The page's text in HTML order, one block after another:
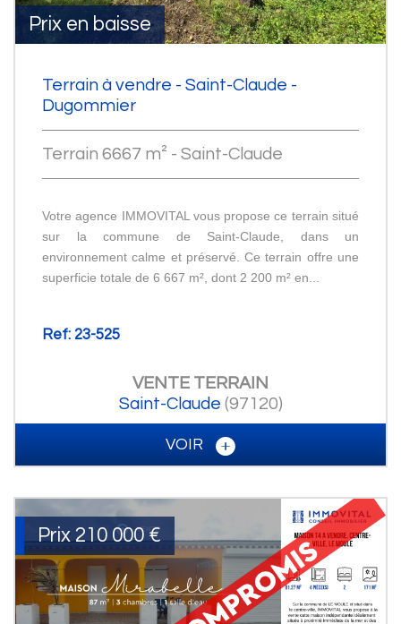
Prix en baisse
Terrain à vendre - Saint-Claude -
Dugommier
Terrain 6667 m² - Saint-Claude
Votre agence IMMOVITAL vous propose ce terrain situé
sur la commune de Saint-Claude, dans un
environnement calme et préservé. Ce terrain offre une
superficie totale de 6 667 m², dont 2 200 m² en...
Ref: 23-525
VENTE TERRAIN
Saint-Claude (97120)
VOIR
Prix 210 000 €